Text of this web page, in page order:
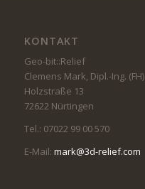
KONTAKT
Geo-bit::Relief
Clemens Mark, Dipl.-Ing. (FH)
Holzstraße 13
72622 Nürtingen
Tel.: 07022 99 00 570
E-Mail: mark@3d-relief.com